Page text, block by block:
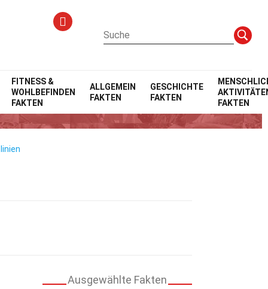
FITNESS &
WOHLBEFINDEN
FAKTEN
ALLGEMEIN
FAKTEN
GESCHICHTE
FAKTEN
FAKTEN
Ausgewählte Fakten